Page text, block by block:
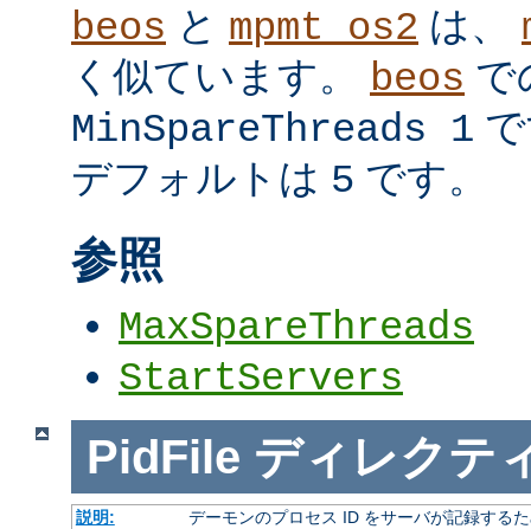
beos と mpmt_os2 は、
く似ています。 beos で
MinSpareThreads 1
デフォルトは 5 です。
参照
MaxSpareThreads
StartServers
PidFile ディレクテ
説明:
デーモンのプロセス ID をサーバが記録する